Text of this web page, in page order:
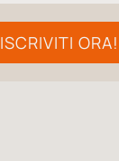
ISCRIVITI ORA!